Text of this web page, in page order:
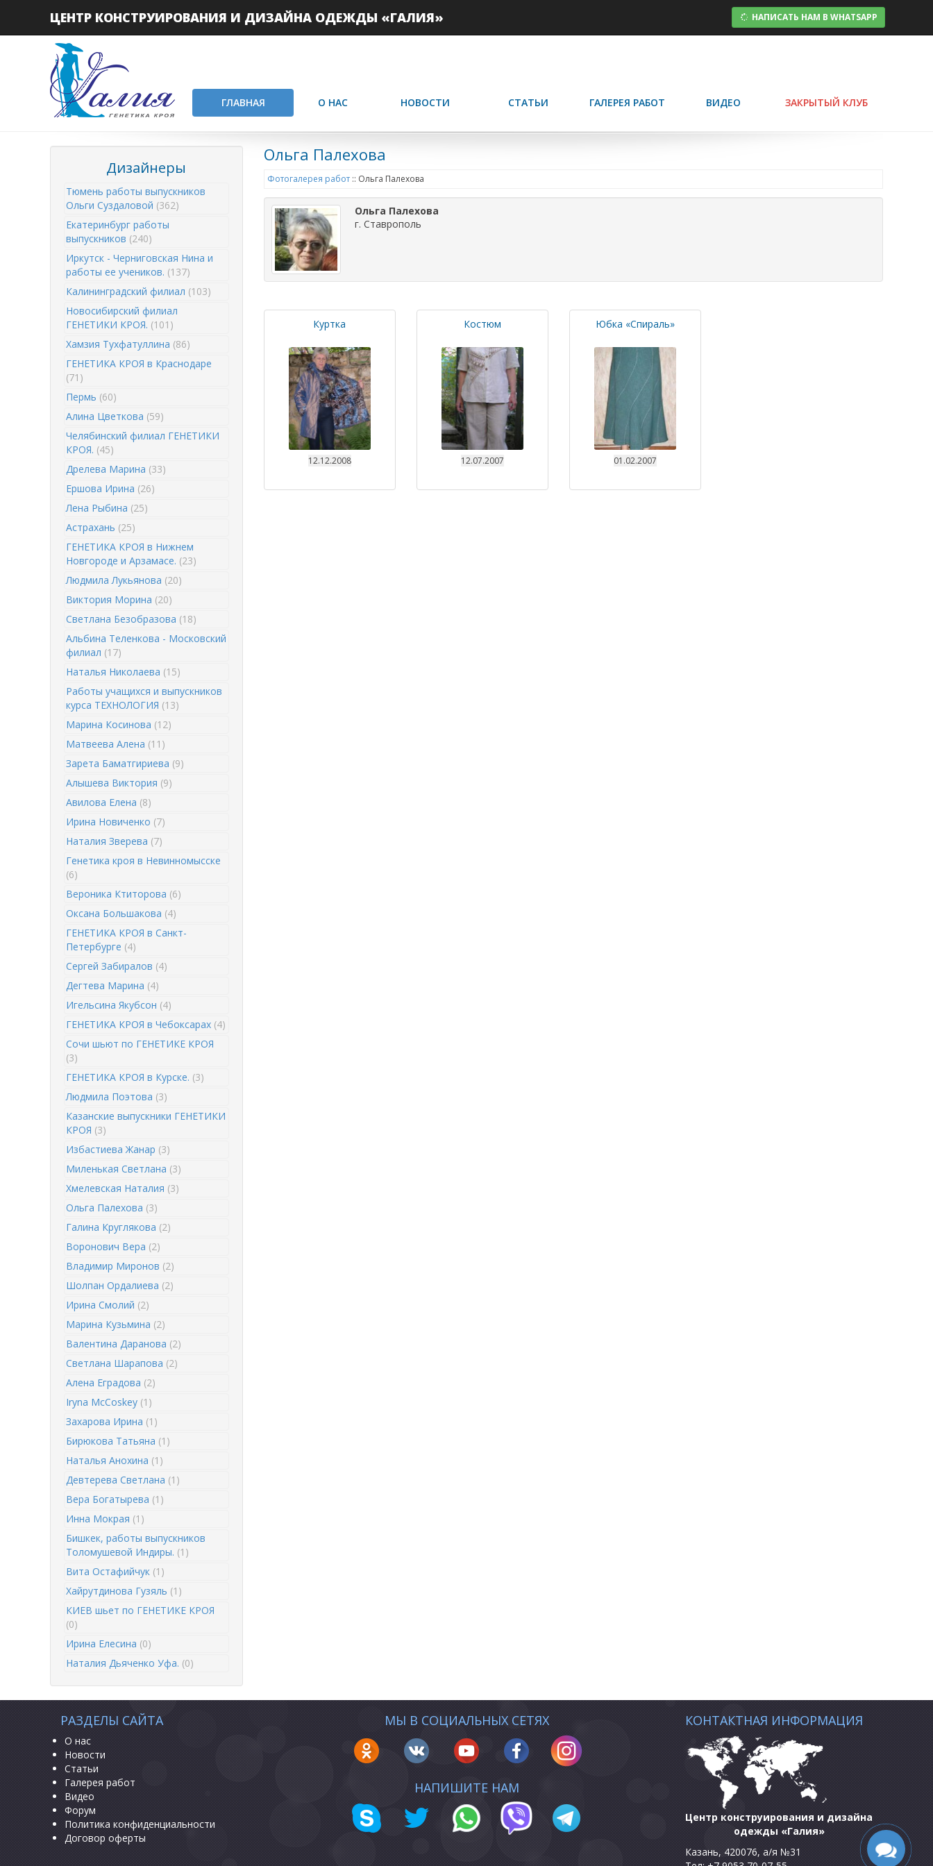
ЦЕНТР КОНСТРУИРОВАНИЯ И ДИЗАЙНА ОДЕЖДЫ «ГАЛИЯ» НАПИСАТЬ НАМ В WHATSAPP
ГЛАВНАЯ О НАС НОВОСТИ СТАТЬИ ГАЛЕРЕЯ РАБОТ ВИДЕО ЗАКРЫТЫЙ КЛУБ
Дизайнеры
Тюмень работы выпускников
Ольги Суздаловой (362)
Екатеринбург работы
выпускников (240)
Иркутск - Черниговская Нина и
работы ее учеников. (137)
Калининградский филиал (103)
Новосибирский филиал
ГЕНЕТИКИ КРОЯ. (101)
Хамзия Тухфатуллина (86)
ГЕНЕТИКА КРОЯ в Краснодаре
(71)
Пермь (60)
Алина Цветкова (59)
Челябинский филиал ГЕНЕТИКИ
КРОЯ. (45)
Дрелева Марина (33)
Ершова Ирина (26)
Лена Рыбина (25)
Астрахань (25)
ГЕНЕТИКА КРОЯ в Нижнем
Новгороде и Арзамасе. (23)
Людмила Лукьянова (20)
Виктория Морина (20)
Светлана Безобразова (18)
Альбина Теленкова - Московский
филиал (17)
Наталья Николаева (15)
Работы учащихся и выпускников
курса ТЕХНОЛОГИЯ (13)
Марина Косинова (12)
Матвеева Алена (11)
Зарета Баматгириева (9)
Алышева Виктория (9)
Авилова Елена (8)
Ирина Новиченко (7)
Наталия Зверева (7)
Генетика кроя в Невинномысске
(6)
Вероника Ктиторова (6)
Оксана Большакова (4)
ГЕНЕТИКА КРОЯ в Санкт-
Петербурге (4)
Сергей Забиралов (4)
Дегтева Марина (4)
Игельсина Якубсон (4)
ГЕНЕТИКА КРОЯ в Чебоксарах (4)
Сочи шьют по ГЕНЕТИКЕ КРОЯ
(3)
ГЕНЕТИКА КРОЯ в Курске. (3)
Людмила Поэтова (3)
Казанские выпускники ГЕНЕТИКИ
КРОЯ (3)
Избастиева Жанар (3)
Миленькая Светлана (3)
Хмелевская Наталия (3)
Ольга Палехова (3)
Галина Круглякова (2)
Воронович Вера (2)
Владимир Миронов (2)
Шолпан Ордалиева (2)
Ирина Смолий (2)
Марина Кузьмина (2)
Валентина Даранова (2)
Светлана Шарапова (2)
Алена Еградова (2)
Iryna McCoskey (1)
Захарова Ирина (1)
Бирюкова Татьяна (1)
Наталья Анохина (1)
Девтерева Светлана (1)
Вера Богатырева (1)
Инна Мокрая (1)
Бишкек, работы выпускников
Толомушевой Индиры. (1)
Вита Остафийчук (1)
Хайрутдинова Гузяль (1)
КИЕВ шьет по ГЕНЕТИКЕ КРОЯ
(0)
Ирина Елесина (0)
Наталия Дьяченко Уфа. (0)
Ольга Палехова
Фотогалерея работ:: Ольга Палехова
Ольга Палехова
г. Ставрополь
Куртка
12.12.2008
Костюм
12.07.2007
Юбка «Спираль»
01.02.2007
РАЗДЕЛЫ САЙТА
О нас
Новости
Статьи
Галерея работ
Видео
Форум
Политика конфиденциальности
Договор оферты
МЫ В СОЦИАЛЬНЫХ СЕТЯХ
НАПИШИТЕ НАМ
КОНТАКТНАЯ ИНФОРМАЦИЯ
Центр конструирования и дизайна
одежды «Галия»
Казань, 420076, а/я №31